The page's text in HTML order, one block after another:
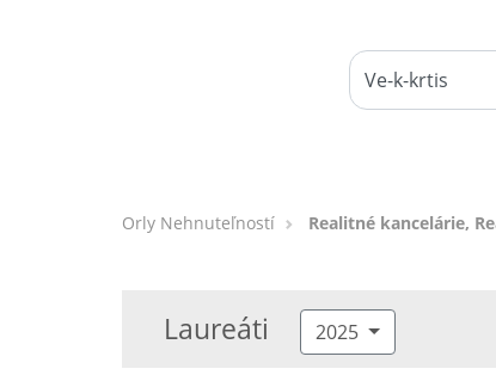
Orly Nehnuteľností Realitné kancelárie,
Laureáti 2025